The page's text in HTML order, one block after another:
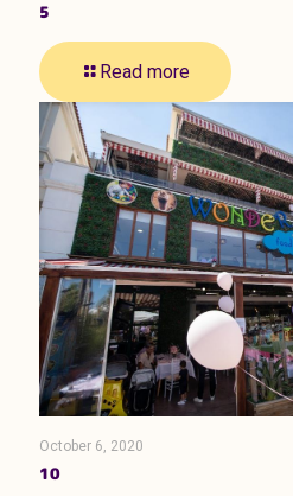
5
Read more
October 6, 2020
10